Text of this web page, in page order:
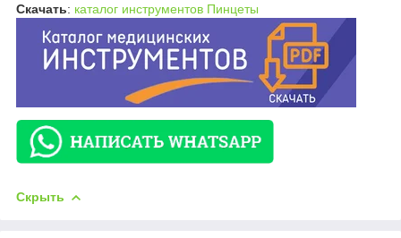
Скачать: каталог инструментов Пинцеты
Скрыть